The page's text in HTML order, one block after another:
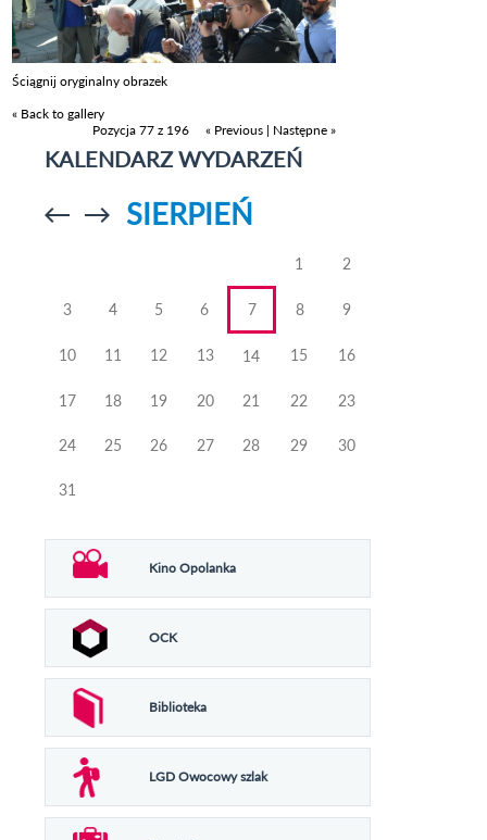
Ściągnij oryginalny obrazek
« Back to gallery
Pozycja 77 z 196
« Previous | Następne »
KALENDARZ WYDARZEŃ
Przejdź doPrzejdź do
SIERPIEŃ
1 2
3 4 5 6 7 8 9
10 11 12 13 14 15 16
17 18 19 20 21 22 23
24 25 26 27 28 29 30
31
Kino Opolanka
OCK
Biblioteka
LGD Owocowy szlak